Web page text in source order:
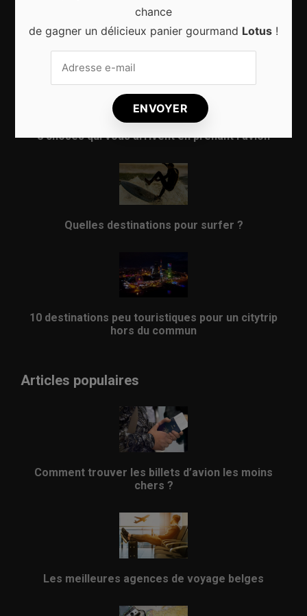
8 choses qui vous arrivent en prenant l’avion
Quelles destinations pour surfer ?
10 destinations peu touristiques pour un citytrip
hors du commun
Articles populaires
Comment trouver les billets d’avion les moins
chers ?
Les meilleures agences de voyage belges
chance
de gagner un délicieux panier gourmand Lotus !